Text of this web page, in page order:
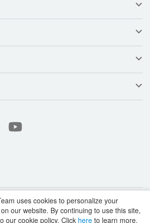
uses cookies to personalize your
our website. By continuing to use this site,
our cookie policy. Click here to learn more.
Team, Inc., its affiliates and licensors.